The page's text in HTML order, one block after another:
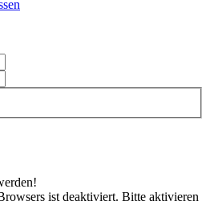
ist deaktiviert. Bitte aktivieren